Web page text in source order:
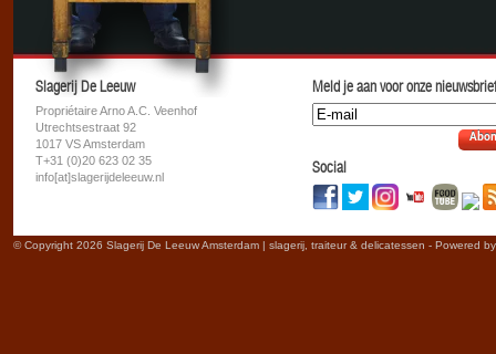
Slagerij De Leeuw
Propriétaire Arno A.C. Veenhof
Utrechtsestraat 92
1017 VS Amsterdam
T+31 (0)20 623 02 35
info[at]slagerijdeleeuw.nl
Meld je aan voor onze
Social
© Copyright 2026 Slagerij De Leeuw Amsterdam | slagerij, traiteur & delicatessen - Powered